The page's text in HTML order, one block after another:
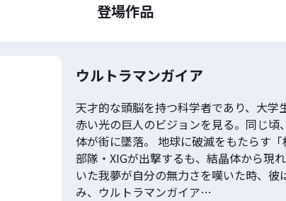
登場作品
ウルトラマンガイア
天才的な頭脳を持つ科学者であり、大
赤い光の巨人のビジョンを見る。同じ
体が街に墜落。 地球に破滅をもたらす
部隊・XIGが出撃するも、結晶体から現
いた我夢が自分の無力さを嘆いた時、
み、ウルトラマンガイア…